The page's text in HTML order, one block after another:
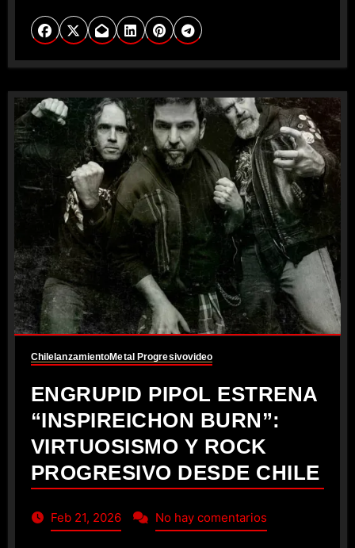
ChilelanzamientoMetal Progresivovideo
ENGRUPID PIPOL ESTRENA
“INSPIREICHON BURN”:
VIRTUOSISMO Y ROCK
PROGRESIVO DESDE CHILE
Feb 21, 2026 No hay comentarios